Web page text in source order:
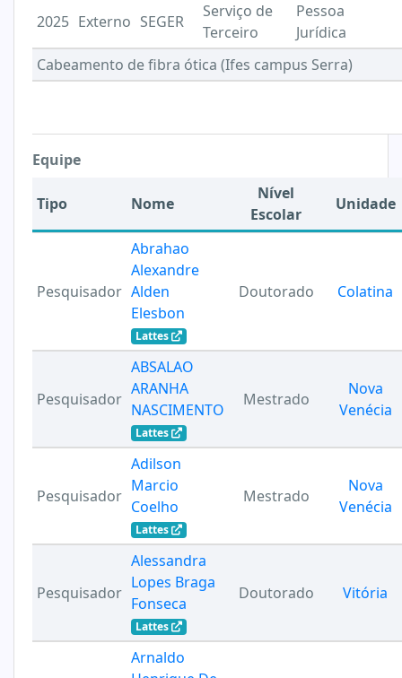
2025 Externo SEGER
Serviço de
Terceiro
Pessoa
Jurídica
Cabeamento de fibra ótica (Ifes campus Serra)
Equipe
Tipo Nome
Nível
Escolar
Unidade
Pesquisador
Abrahao
Alexandre
Alden
Elesbon
Lattes
Doutorado Colatina
Pesquisador
ABSALAO
ARANHA
NASCIMENTO
Lattes
Mestrado
Nova
Venécia
Pesquisador
Adilson
Marcio
Coelho
Lattes
Mestrado
Nova
Venécia
Pesquisador
Alessandra
Lopes Braga
Fonseca
Lattes
Doutorado Vitória
Arnaldo